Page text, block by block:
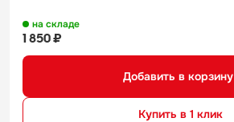
на складе
1 850 ₽
Добавить в корзину
Купить в 1 клик